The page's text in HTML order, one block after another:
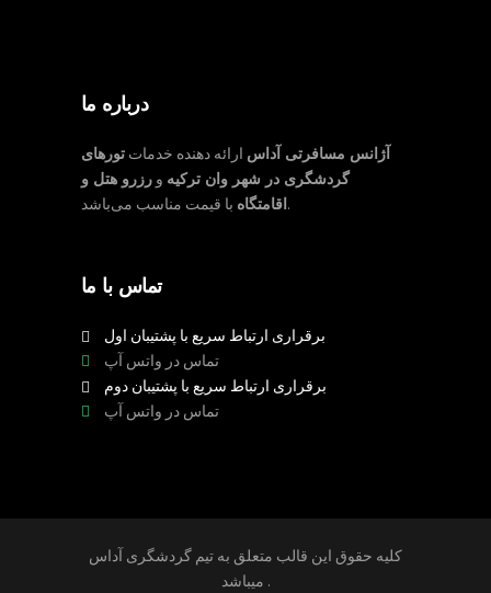
درباره ما
آژانس مسافرتی آداس ارائه دهنده خدماتتورهای
گردشگری در شهر وان ترکیه ورزرو هتل و
اقامتگاهبا قیمت مناسب می‌باشد.
تماس با ما
برقراری ارتباط سریع با پشتیبان اول
تماس در واتس آپ
برقراری ارتباط سریع با پشتیبان دوم
تماس در واتس آپ
کلیه حقوق این قالب متعلق به تیم گردشگری آداس
میباشد .